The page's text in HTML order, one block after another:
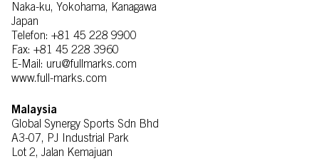
Naka-ku, Yokohama, Kanagawa
Japan
Telefon: +81 45 228 9900
Fax: +81 45 228 3960
E-Mail: uru@fullmarks.com
www.full-marks.com
Malaysia
Global Synergy Sports Sdn Bhd
A3-07, PJ Industrial Park
Lot 2, Jalan Kemajuan